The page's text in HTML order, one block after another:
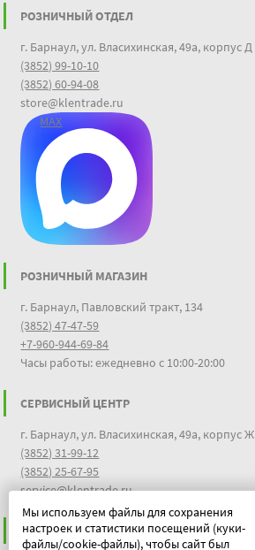
Мы используем файлы для сохранения
настроек и статистики посещений (куки-
файлы/cookie-файлы), чтобы сайт был
РОЗНИЧНЫЙ ОТДЕЛ
г. Барнаул, ул. Власихинская, 49а, корпус Д
(3852) 99-10-10
(3852) 60-94-08
store@klentrade.ru
MAX
РОЗНИЧНЫЙ МАГАЗИН
г. Барнаул, Павловский тракт, 134
(3852) 47-47-59
+7-960-944-69-84
Часы работы: ежедневно с 10:00-20:00
СЕРВИСНЫЙ ЦЕНТР
г. Барнаул, ул. Власихинская, 49а, корпус Ж
(3852) 31-99-12
(3852) 25-67-95
service@klentrade.ru
ИНФОРМАЦИЯ